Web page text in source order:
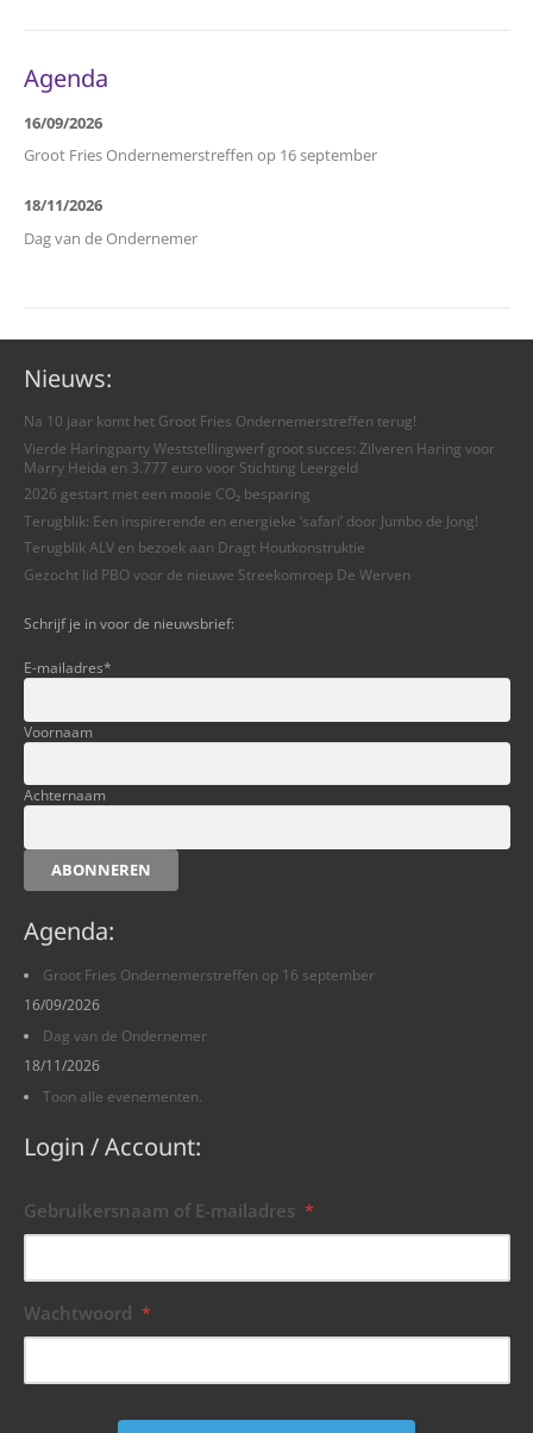
Agenda
16/09/2026
Groot Fries Ondernemerstreffen op 16 september
18/11/2026
Dag van de Ondernemer
Nieuws:
Na 10 jaar komt het Groot Fries Ondernemerstreffen terug!
Vierde Haringparty Weststellingwerf groot succes: Zilveren Haring voor
Marry Heida en 3.777 euro voor Stichting Leergeld
2026 gestart met een mooie CO₂ besparing
Terugblik: Een inspirerende en energieke ‘safari’ door Jumbo de Jong!
Terugblik ALV en bezoek aan Dragt Houtkonstruktie
Gezocht lid PBO voor de nieuwe Streekomroep De Werven
Schrijf je in voor de nieuwsbrief:
E-mailadres*
Voornaam
Achternaam
ABONNEREN
Agenda:
Groot Fries Ondernemerstreffen op 16 september
16/09/2026
Dag van de Ondernemer
18/11/2026
Toon alle evenementen.
Login / Account:
Gebruikersnaam of E-mailadres *
Wachtwoord *